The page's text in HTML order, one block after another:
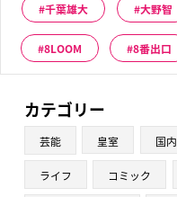
千葉雄大 大野智
8LOOM 8番出口
カテゴリー
芸能 皇室 国内
ライフ コミック